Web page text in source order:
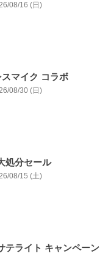
08/16 (日)
マイク コラボ
08/30 (日)
処分セール
08/15 (土)
テライト キャンペーン